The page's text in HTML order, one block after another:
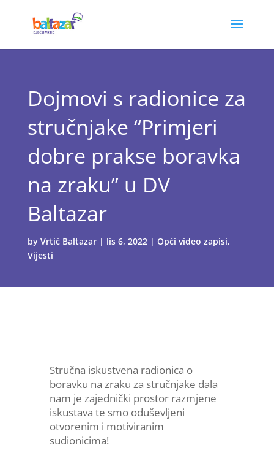
Dojmovi s radionice za
stručnjake “Primjeri
dobre prakse boravka
na zraku” u DV
Baltazar
by Vrtić Baltazar| lis 6, 2022| Opći video zapisi,
Vijesti
Stručna iskustvena radionica o
boravku na zraku za stručnjake dala
nam je zajednički prostor razmjene
iskustava te smo oduševljeni
otvorenim i motiviranim
sudionicima!